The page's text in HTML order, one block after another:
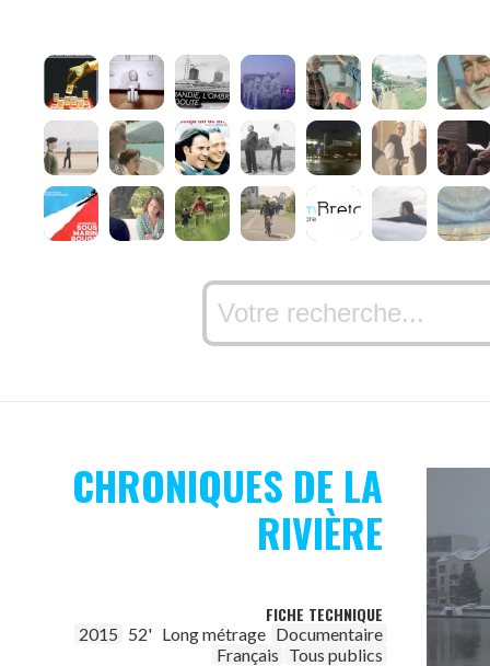
CHRONIQUES DE LA
RIVIÈRE
FICHE TECHNIQUE
2015 52' Long métrage Documentaire
Français Tous publics